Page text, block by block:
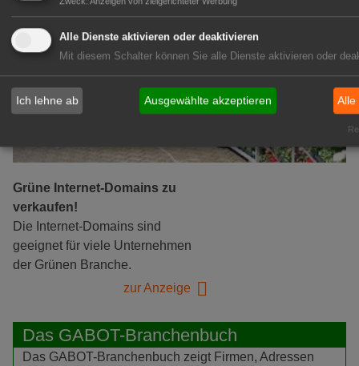
Grüne Internet-Domains zu
verkaufen!
Die Internet-Domains sind
geeignet für viele Unternehmen
der Grünen Branche.
zur Anzeige
Das GABOT-Branchenbuch
Das GABOT-Branchenbuch zeigt Firmen, Adressen
Alle Dienste aktivieren oder deaktivieren
Mit diesem Schalter können Sie alle Dienste aktivieren oder
Ich lehne ab Ausgewählte akzeptieren Alle